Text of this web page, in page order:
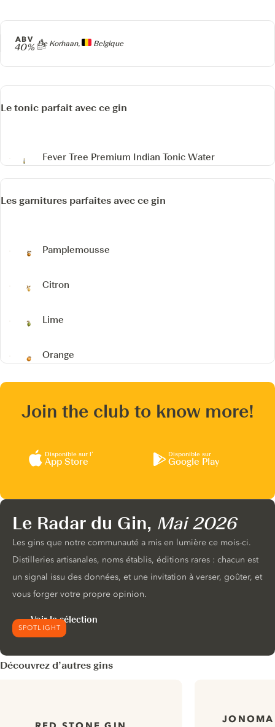
Producteur
De Korhaan, Belgique
ABV
40%
Le tonic parfait avec ce gin
Fever Tree Premium Indian Tonic Water
Les garnitures parfaites avec ce gin
Pamplemousse
Citron
Lime
Orange
Join the club to know more!
Disponible sur l’
App Store
Disponible sur
Google Play
SPOTLIGHT
Le Radar du Gin, Mai 2026
Les gins que notre communauté a mis en lumière ce mois-ci.
Distilleries artisanales, noms établis, éditions rares : chacun est
un signal issu des données, et une invitation à verser, goûter, et
vous forger votre propre opinion.
Voir la sélection
Découvrez d’autres gins